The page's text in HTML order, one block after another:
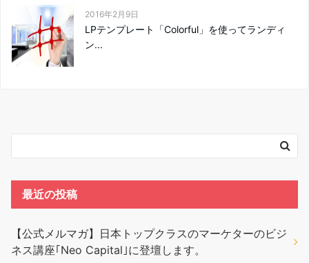
2016年2月9日
LPテンプレート「Colorful」を使ってランディ
ン...
最近の投稿
【公式メルマガ】日本トップクラスのマーケターのビジ
ネス講座｢Neo Capital｣に登壇します。